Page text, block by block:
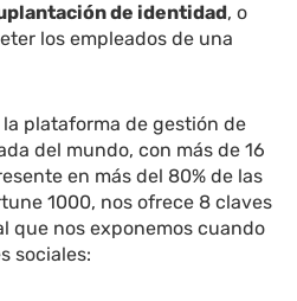
de identidad, o
los empleados de una
la plataforma de gestión de
del mundo, con más de 16
en más del 80% de las
1000, nos ofrece 8 claves
que nos exponemos cuando
sociales: